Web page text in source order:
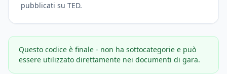
pubblicati su TED.
Questo codice è finale - non ha sottocategorie e può
essere utilizzato direttamente nei documenti di gara.